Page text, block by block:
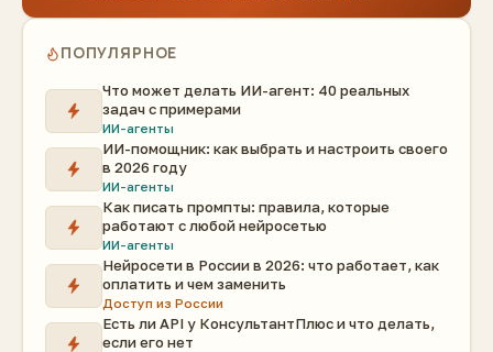
ПОПУЛЯРНОЕ
Что может делать ИИ-агент: 40 реальных
задач с примерами
ИИ-агенты
ИИ-помощник: как выбрать и настроить своего
в 2026 году
ИИ-агенты
Как писать промпты: правила, которые
работают с любой нейросетью
ИИ-агенты
Нейросети в России в 2026: что работает, как
оплатить и чем заменить
Доступ из России
Есть ли API у КонсультантПлюс и что делать,
если его нет